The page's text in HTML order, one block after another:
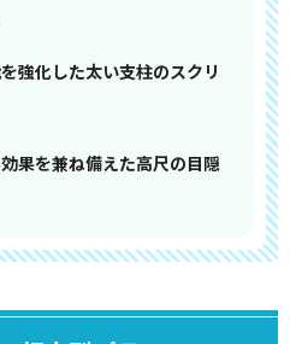
強化した太い支柱のスクリ
果を兼ね備えた高尺の目隠